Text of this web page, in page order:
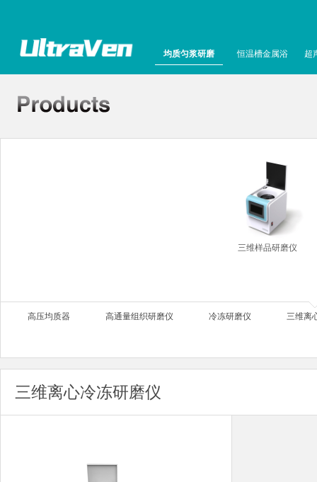
均质匀浆研磨 恒温槽金属浴 超
三维样品研磨仪
高压均质器 高通量组织研磨仪 冷冻研磨仪 三维离
三维离心冷冻研磨仪